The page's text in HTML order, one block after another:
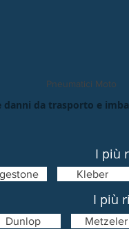
Pneumatici Moto
danni da trasporto e
I più
Kleber
I più
Dunlop Metzeler